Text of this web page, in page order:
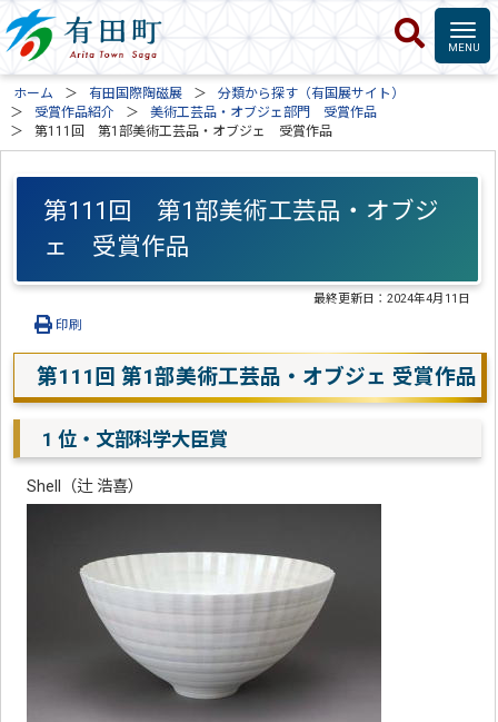
ホーム 有田国際陶磁展
分類から探す（有国展サイト）
受賞作品紹介
美術工芸品・オブジェ部門 受賞作品
第111回 第1部美術工芸品・オブジェ 受賞作品
第111回 第1部美術工芸品・オブジ
ェ 受賞作品
最終更新日：2024年4月11日
印刷
第111回 第1部美術工芸品・オブジェ 受賞作品
1 位・文部科学大臣賞
Shell（辻 浩喜）